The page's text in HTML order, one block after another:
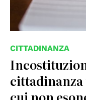
CITTADINANZA